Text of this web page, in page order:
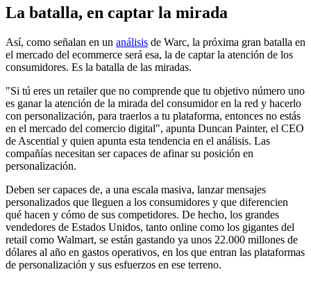
La batalla, en captar la mirada
Así, como señalan en un análisis de Warc, la próxima gran batalla en
el mercado del ecommerce será esa, la de captar la atención de los
consumidores. Es la batalla de las miradas.
"Si tú eres un retailer que no comprende que tu objetivo número uno
es ganar la atención de la mirada del consumidor en la red y hacerlo
con personalización, para traerlos a tu plataforma, entonces no estás
en el mercado del comercio digital", apunta Duncan Painter, el CEO
de Ascential y quien apunta esta tendencia en el análisis. Las
compañías necesitan ser capaces de afinar su posición en
personalización.
Deben ser capaces de, a una escala masiva, lanzar mensajes
personalizados que lleguen a los consumidores y que diferencien
qué hacen y cómo de sus competidores. De hecho, los grandes
vendedores de Estados Unidos, tanto online como los gigantes del
retail como Walmart, se están gastando ya unos 22.000 millones de
dólares al año en gastos operativos, en los que entran las plataformas
de personalización y sus esfuerzos en ese terreno.